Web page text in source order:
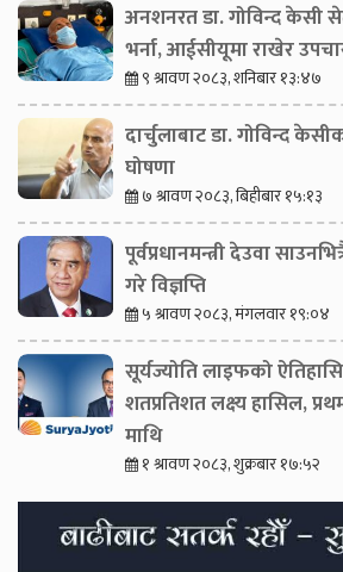
अनशनरत डा. गोविन्द केसी
भर्ना, आईसीयूमा राखेर
९ श्रावण २०८३, शनिबार १३:४७
दार्चुलाबाट डा. गोविन्द
घोषणा
७ श्रावण २०८३, बिहीबार १५:१३
पूर्वप्रधानमन्त्री देउवा
गरे विज्ञप्ति
५ श्रावण २०८३, मंगलवार १९:०४
सूर्यज्योति लाइफको
शतप्रतिशत लक्ष्य हासिल,
माथि
१ श्रावण २०८३, शुक्रबार १७:५२